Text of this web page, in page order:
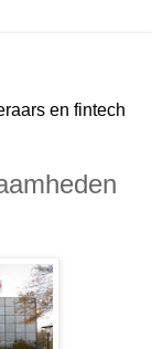
en fintech